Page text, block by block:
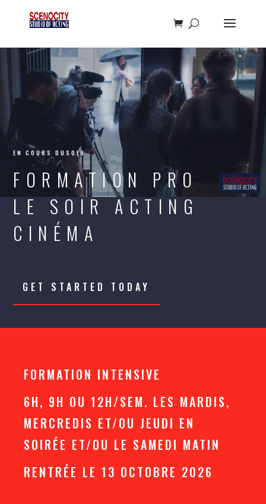
ACTING
EN COURS DUSOIR
FORMATION PRO
LE SOIR ACTING
CINÉMA
GET STARTED TODAY
FORMATION INTENSIVE
6H, 9H OU 12H/SEM. LES MARDIS,
MERCREDIS ET/OU JEUDI EN
SOIRÉE ET/OU LE SAMEDI MATIN
RENTRÉE LE 13 OCTOBRE 2026